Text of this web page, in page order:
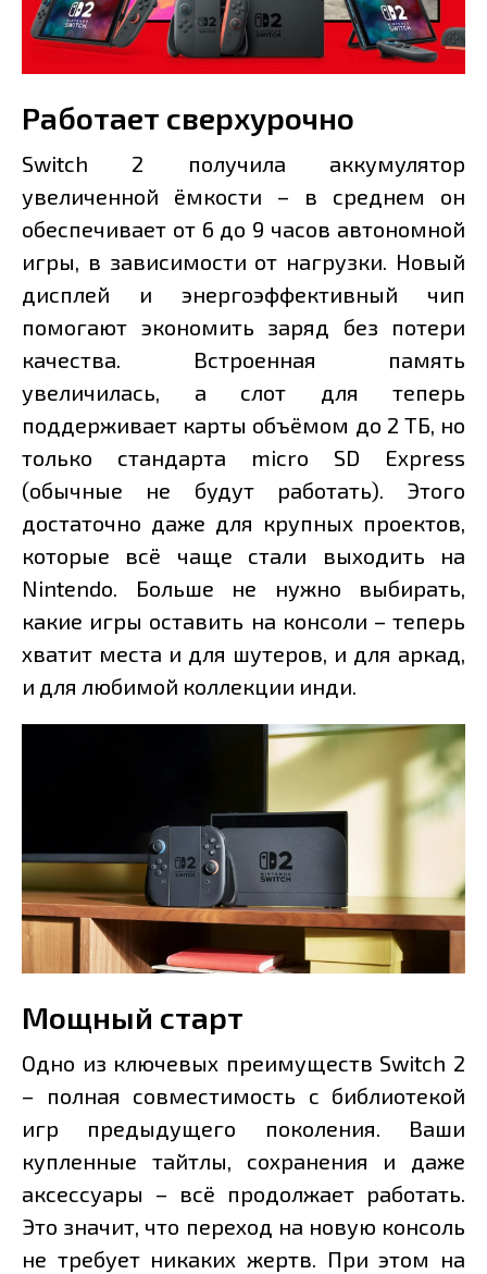
Работает сверхурочно
Switch 2 получила аккумулятор
увеличенной ёмкости – в среднем он
обеспечивает от 6 до 9 часов автономной
игры, в зависимости от нагрузки. Новый
дисплей и энергоэффективный чип
помогают экономить заряд без потери
качества. Встроенная память
увеличилась, а слот для теперь
поддерживает карты объёмом до 2 ТБ, но
только стандарта micro SD Express
(обычные не будут работать). Этого
достаточно даже для крупных проектов,
которые всё чаще стали выходить на
Nintendo. Больше не нужно выбирать,
какие игры оставить на консоли – теперь
хватит места и для шутеров, и для аркад,
и для любимой коллекции инди.
Мощный старт
Одно из ключевых преимуществ Switch 2
– полная совместимость с библиотекой
игр предыдущего поколения. Ваши
купленные тайтлы, сохранения и даже
аксессуары – всё продолжает работать.
Это значит, что переход на новую консоль
не требует никаких жертв. При этом на